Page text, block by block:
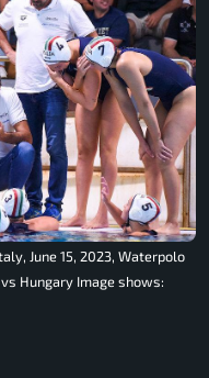
June 15, 2023, Waterpolo
Hungary Image shows: